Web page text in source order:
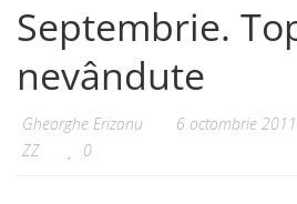
Septembrie.
nevândute
Gheorghe Erizanu 6 octombrie 2011
ZZ
0